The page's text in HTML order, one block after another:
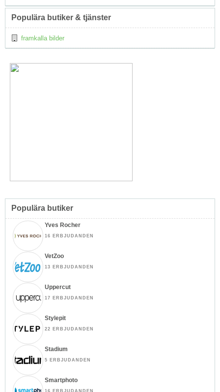
Populära butiker & tjänster
framkalla bilder
Populära butiker
Yves Rocher
16 ERBJUDANDEN
VetZoo
13 ERBJUDANDEN
Uppercut
17 ERBJUDANDEN
Stylepit
22 ERBJUDANDEN
Stadium
5 ERBJUDANDEN
Smartphoto
16 ERBJUDANDEN